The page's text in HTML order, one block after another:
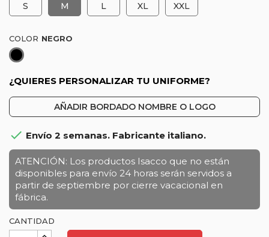
S M L XL XXL
COLOR
Negro
¿QUIERES PERSONALIZAR TU UNIFORME?
AÑADIR BORDADO NOMBRE O LOGO
 Envío 2 semanas. Fabricante italiano.
ATENCIÓN: Los productos Isacco que no están
disponibles para envío 24 horas serán servidos a
partir de septiembre por cierre vacacional en
fábrica.
CANTIDAD